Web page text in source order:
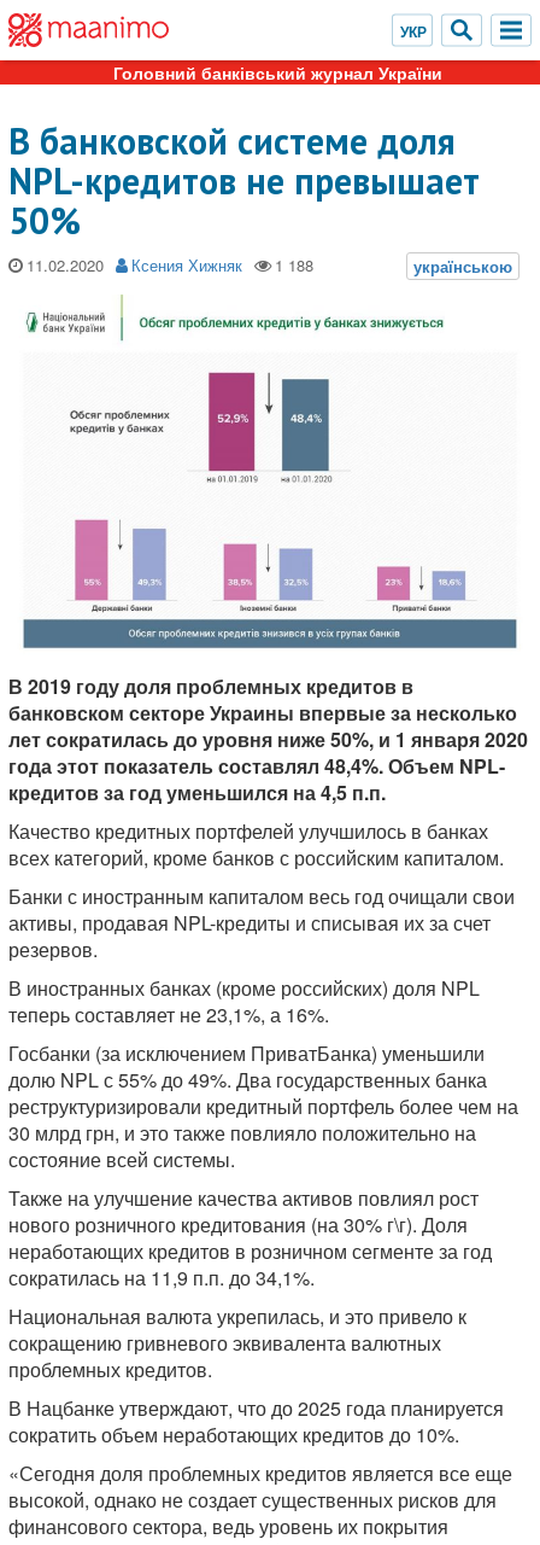
Головний банківський журнал України
В банковской системе доля
NPL-кредитов не превышает
50%
11.02.2020 Ксения Хижняк
В 2019 году доля проблемных кредитов в
банковском секторе Украины впервые за несколько
лет сократилась до уровня ниже 50%, и 1 января 2020
года этот показатель составлял 48,4%. Объем NPL-
кредитов за год уменьшился на 4,5 п.п.
Качество кредитных портфелей улучшилось в банках
всех категорий, кроме банков с российским капиталом.
Банки с иностранным капиталом весь год очищали свои
активы, продавая NPL-кредиты и списывая их за счет
резервов.
В иностранных банках (кроме российских) доля NPL
теперь составляет не 23,1%, а 16%.
Госбанки (за исключением ПриватБанка) уменьшили
долю NPL с 55% до 49%. Два государственных банка
реструктуризировали кредитный портфель более чем на
30 млрд грн, и это также повлияло положительно на
состояние всей системы.
Также на улучшение качества активов повлиял рост
нового розничного кредитования (на 30% г\г). Доля
неработающих кредитов в розничном сегменте за год
сократилась на 11,9 п.п. до 34,1%.
Национальная валюта укрепилась, и это привело к
сокращению гривневого эквивалента валютных
проблемных кредитов.
В Нацбанке утверждают, что до 2025 года планируется
сократить объем неработающих кредитов до 10%.
«Сегодня доля проблемных кредитов является все еще
высокой, однако не создает существенных рисков для
финансового сектора, ведь уровень их покрытия